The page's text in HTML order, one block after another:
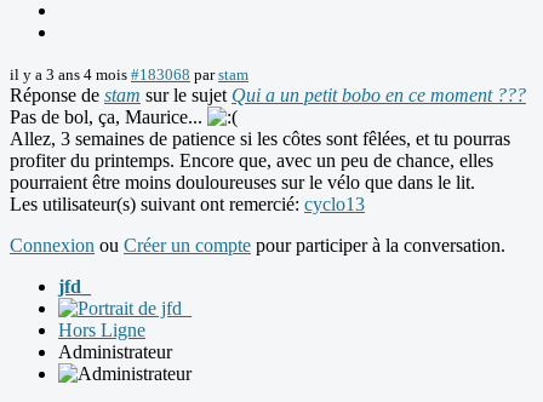
il y a 3 ans 4 mois #183068 parstam
Réponse de stam sur le sujet Qui a un petit bobo en ce moment ???
Pas de bol, ça, Maurice...
Allez, 3 semaines de patience si les côtes sont fêlées, et tu pourras
profiter du printemps. Encore que, avec un peu de chance, elles
pourraient être moins douloureuses sur le vélo que dans le lit.
Les utilisateur(s) suivant ont remercié: cyclo13
Connexion ou Créer un compte pour participer à la conversation.
jfd_
Hors Ligne
Administrateur